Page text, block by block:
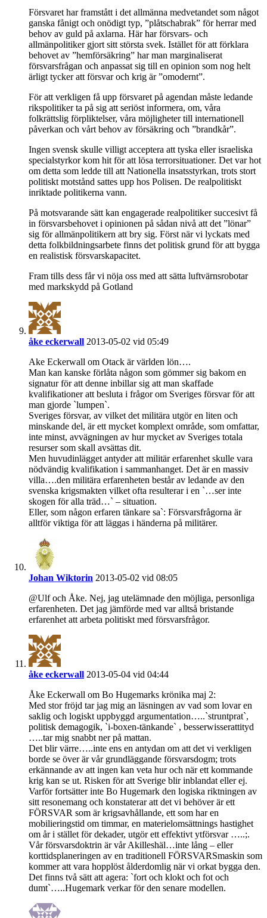
Försvaret har framstått i det allmänna medvetandet som något
ganska fånigt och onödigt typ, ”plåtschabrak” för herrar med
behov av guld på axlarna. Här har försvars- och
allmänpolitiker gjort sitt största svek. Istället för att förklara
behovet av ”hemförsäkring” har man marginaliserat
försvarsfrågan och anpassat sig till en opinion som nog helt
ärligt tycker att försvar och krig är ”omodernt”.
För att verkligen få upp försvaret på agendan måste ledande
rikspolitiker ta på sig att seriöst informera, om, våra
folkrättslig förpliktelser, våra möjligheter till internationell
påverkan och vårt behov av försäkring och ”brandkår”.
Ingen svensk skulle villigt acceptera att tyska eller israeliska
specialstyrkor kom hit för att lösa terrorsituationer. Det var hot
om detta som ledde till att Nationella insatsstyrkan, trots stort
politiskt motstånd sattes upp hos Polisen. De realpolitiskt
inriktade politikerna vann.
På motsvarande sätt kan engagerade realpolitiker succesivt få
in försvarsbehovet i opinionen på sådan nivå att det ”lönar”
sig för allmänpolitikern att bry sig. Först när vi lyckats med
detta folkbildningsarbete finns det politisk grund för att bygga
en realistisk försvarskapacitet.
Fram tills dess får vi nöja oss med att sätta luftvärnsrobotar
med markskydd på Gotland
åke eckerwall 2013-05-02 vid 05:49
Ake Eckerwall om Otack är världen lön….
Man kan kanske förlåta någon som gömmer sig bakom en
signatur för att denne inbillar sig att man skaffade
kvalifikationer att besluta i frågor om Sveriges försvar för att
man gjorde `lumpen`.
Sveriges försvar, av vilket det militära utgör en liten och
minskande del, är ett mycket komplext område, som omfattar,
inte minst, avvägningen av hur mycket av Sveriges totala
resurser som skall avsättas dit.
Men huvudinlägget antyder att militär erfarenhet skulle vara
nödvändig kvalifikation i sammanhanget. Det är en massiv
villa….den militära erfarenheten består av ledande av den
svenska krigsmakten vilket ofta resulterar i en `…ser inte
skogen för alla träd…` – situation.
Eller, som någon erfaren tänkare sa`: Försvarsfrågorna är
alltför viktiga för att läggas i händerna på militärer.
Johan Wiktorin 2013-05-02 vid 08:05
@Ulf och Åke. Nej, jag utelämnade den möjliga, personliga
erfarenheten. Det jag jämförde med var alltså bristande
erfarenhet att arbeta politiskt med försvarsfrågor.
åke eckerwall 2013-05-04 vid 04:44
Åke Eckerwall om Bo Hugemarks krönika maj 2:
Med stor fröjd tar jag mig an läsningen av vad som lovar en
saklig och logiskt uppbyggd argumentation…..`struntprat`,
politisk demagogik, `i-boxen-tänkande` , besserwisserattityd
…..tar mig snabbt ner på mattan.
Det blir värre…..inte ens en antydan om att det vi verkligen
borde se över är vår grundläggande försvarsdogm; trots
erkännande av att ingen kan veta hur och när ett kommande
krig kan se ut. Risken för att Sverige blir inblandat eller ej.
Varför fortsätter inte Bo Hugemark den logiska riktningen av
sitt resonemang och konstaterar att det vi behöver är ett
FÖRSVAR som är krigsavhållande, ett som har en
mobilieringstid om timmar, en materielomsättnings hastighet
om år i stället för dekader, utgör ett effektivt ytförsvar …..;.
Vår försvarsdoktrin är vår Akilleshäl…inte lång – eller
korttidsplaneringen av en traditionell FÖRSVARSmaskin som
kommer att vara hopplöst ålderdomlig när vi orkat bygga den.
Det finns två sätt att agera: `fort och klokt och fot och
dumt`…..Hugemark verkar för den senare modellen.